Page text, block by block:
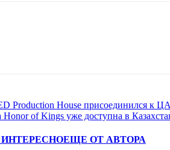
Production House присоединился к
Honor of Kings уже доступна в
ЕЩЕ ОТ АВТОРА